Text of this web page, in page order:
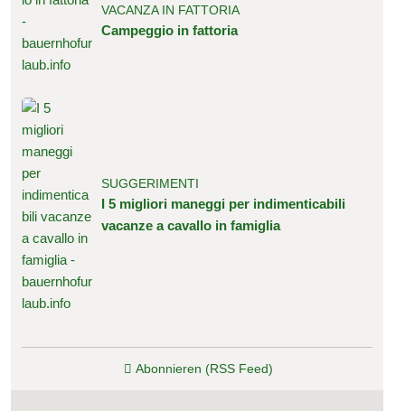
VACANZA IN FATTORIA
Campeggio in fattoria
SUGGERIMENTI
I 5 migliori maneggi per indimenticabili
vacanze a cavallo in famiglia
Abonnieren (RSS Feed)